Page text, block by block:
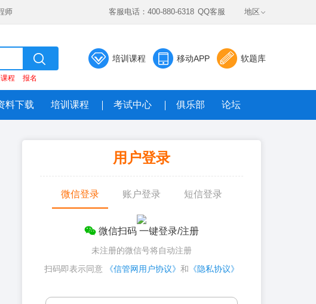
师 客服电话：400-880-6318 QQ客服 地区
软题库
移动APP
培训课程
程 报名
料下载 培训课程 考试中心 俱乐部 论坛
大数据题库系统
习，历年真题，全真模考免费答
用户登录
微信登录 账户登录 短信登录
微信扫码 一键登录/注册
未注册的微信号将自动注册
扫码即表示同意
《信管网用户协议》 和 《隐私协议》